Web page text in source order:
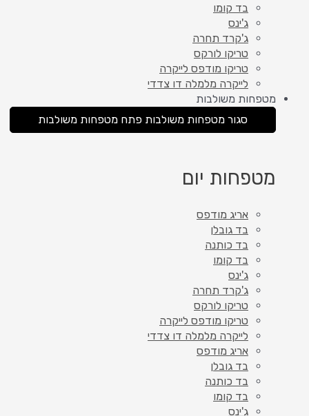
בד קומו
ג'ינס
ג'קרד תחרה
טריקו לורקס
טריקו מודפס לייקרה
לייקרה מלמלה דו צדדי
מטפחות משולבות
סגור מטפחות משולבות פתח מטפחות משולבות
מטפחות יום
אריג מודפס
בד גובלן
בד כותנה
בד קומו
ג'ינס
ג'קרד תחרה
טריקו לורקס
טריקו מודפס לייקרה
לייקרה מלמלה דו צדדי
אריג מודפס
בד גובלן
בד כותנה
בד קומו
ג'ינס